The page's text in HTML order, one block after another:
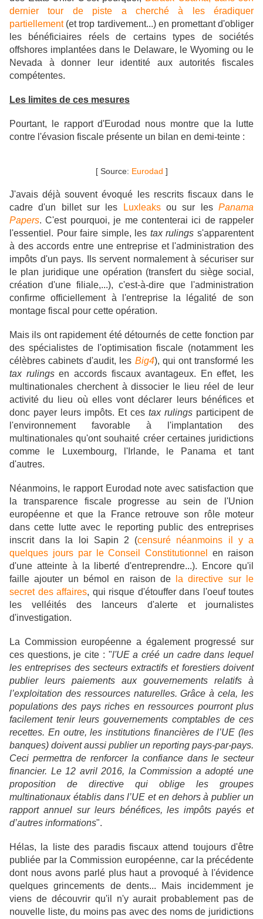
dernier tour de piste a cherché à les éradiquer
partiellement(et trop tardivement...) en promettant d'obliger
les bénéficiaires réels de certains types de sociétés
offshores implantées dans le Delaware, le Wyoming ou le
Nevada à donner leur identité aux autorités fiscales
compétentes.
Les limites de ces mesures
Pourtant, le rapport d'Eurodad nous montre que la lutte
contre l'évasion fiscale présente un bilan en demi-teinte :
[ Source: Eurodad ]
J'avais déjà souvent évoqué les rescrits fiscaux dans le
cadre d'un billet sur les
Luxleaksou sur lesPanama
Papers. C'est pourquoi, je me contenterai ici de rappeler
l'essentiel . Pour faire simple, les tax rulings s'apparentent
à des accords entre une entreprise et l'administration des
impôts d'un pays. Ils servent normalement à sécuriser sur
le plan juridique une opération (transfert du siège social,
création d'une filiale,...), c'est-à-dire que l'administration
confirme officiellement à l'entreprise la légalité de son
montage fiscal pour cette opération.
Mais ils ont rapidement été détournés de cette fonction par
des spécialistes de l'optimisation fiscale (notamment les
célèbres cabinets d'audit, les Big4), qui ont transformé les
tax rulingsen accords fiscaux avantageux. En effet, les
multinationales cherchent à dissocier le lieu réel de leur
activité du lieu où elles vont déclarer leurs bénéfices et
donc payer leurs impôts. Et ces tax rulings participent de
l'environnement favorable à l'implantation des
multinationales qu'ont souhaité créer certaines juridictions
comme le Luxembourg, l'Irlande, le Panama et tant
d'autres.
Néanmoins, le rapport Eurodad note avec satisfaction que
la transparence fiscale progresse au sein de l'Union
européenne et que la France retrouve son rôle moteur
dans cette lutte avec le reporting public des entreprises
inscrit dans la loi Sapin 2 (censuré néanmoins il y a
quelques jours par le Conseil Constitutionnel
en raison
d'une atteinte à la liberté d'entreprendre...). Encore qu'il
faille ajouter un bémol en raison de
la directive sur le
secret des affaires, qui risque d'étouffer dans l'oeuf toutes
les velléités des lanceurs d'alerte et journalistes
d'investigation.
La Commission européenne a également progressé sur
ces questions, je cite : "l'UE a créé un cadre dans lequel
les entreprises des secteurs extractifs et forestiers doivent
publier leurs paiements aux gouvernements relatifs à
l’exploitation des ressources naturelles. Grâce à cela, les
populations des pays riches en ressources pourront plus
facilement tenir leurs gouvernements comptables de ces
recettes. En outre, les institutions financières de l’UE (les
banques) doivent aussi publier un reporting pays-par-pays.
Ceci permettra de renforcer la confiance dans le secteur
financier. Le 12 avril 2016, la Commission a adopté une
proposition de directive qui oblige les groupes
multinationaux établis dans l’UE et en dehors à publier un
rapport annuel sur leurs bénéfices, les impôts payés et
d’autres informations".
Hélas, la liste des paradis fiscaux attend toujours d'être
publiée par la Commission européenne, car la précédente
dont nous avons parlé plus haut a provoqué à l'évidence
quelques grincements de dents... Mais incidemment je
viens de découvrir qu'il n'y aurait probablement pas de
nouvelle liste, du moins pas avec des noms de juridictions